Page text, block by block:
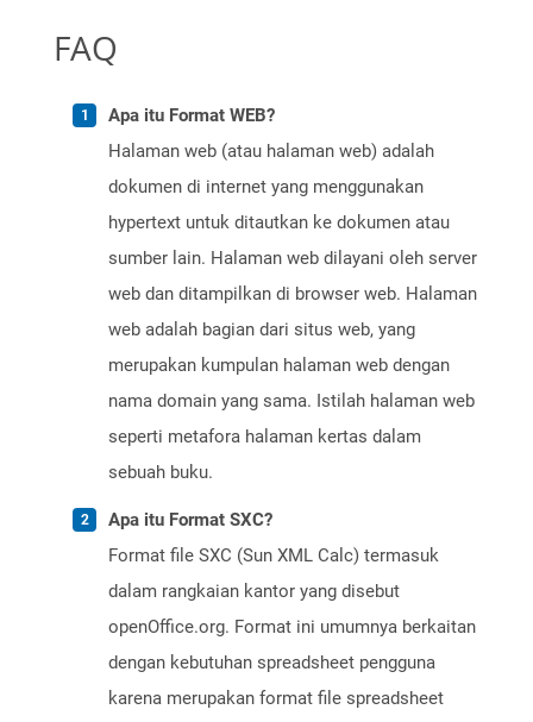
FAQ
Apa itu Format WEB?
Halaman web (atau halaman web) adalah
dokumen di internet yang menggunakan
hypertext untuk ditautkan ke dokumen atau
sumber lain. Halaman web dilayani oleh server
web dan ditampilkan di browser web. Halaman
web adalah bagian dari situs web, yang
merupakan kumpulan halaman web dengan
nama domain yang sama. Istilah halaman web
seperti metafora halaman kertas dalam
sebuah buku.
Apa itu Format SXC?
Format file SXC (Sun XML Calc) termasuk
dalam rangkaian kantor yang disebut
openOffice.org. Format ini umumnya berkaitan
dengan kebutuhan spreadsheet pengguna
karena merupakan format file spreadsheet